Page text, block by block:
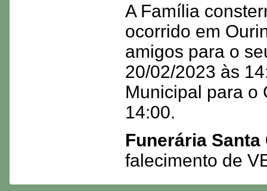
A Família
ocorrido em
amigos para o
20/02/2023 às
Municipal para o
14:00.
Funerária Santa
falecimento de